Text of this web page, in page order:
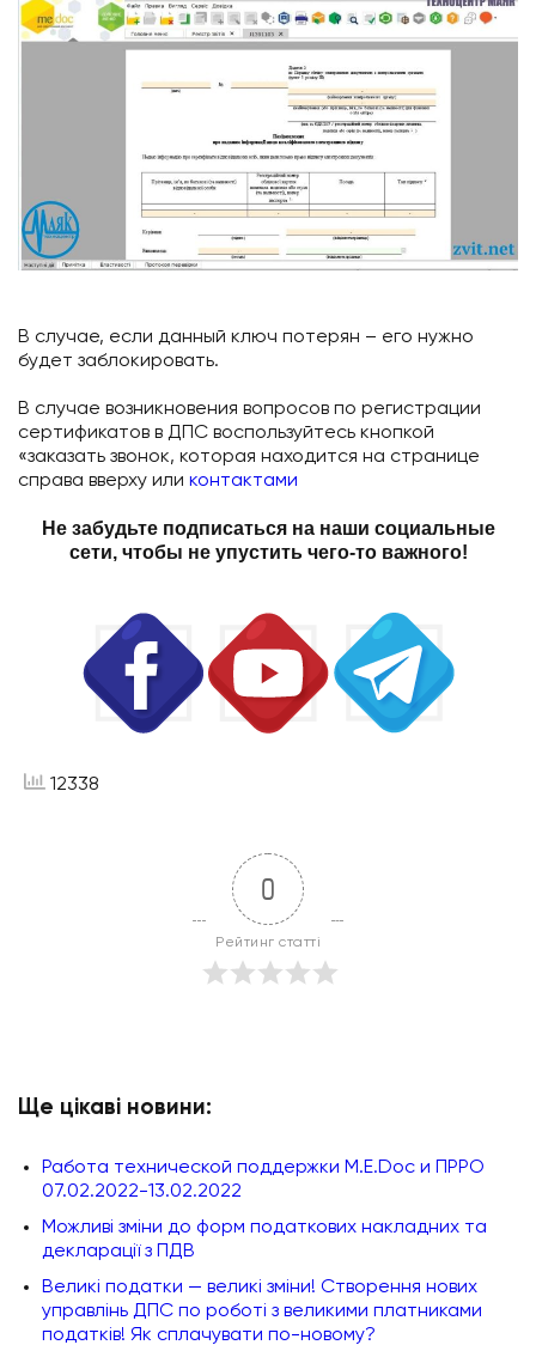
В случае, если данный ключ потерян – его нужно
будет заблокировать.
В случае возникновения вопросов по регистрации
сертификатов в ДПС воспользуйтесь кнопкой
«заказать звонок, которая находится на странице
справа вверху или контактами
Не забудьте подписаться на наши социальные
сети, чтобы не упустить чего-то важного!
12338
0
Рейтинг статті
Ще цікаві новини:
Работа технической поддержки M.E.Doc и ПРРО
07.02.2022-13.02.2022
Можливі зміни до форм податкових накладних та
декларації з ПДВ
Великі податки — великі зміни! Створення нових
управлінь ДПС по роботі з великими платниками
податків! Як сплачувати по-новому?